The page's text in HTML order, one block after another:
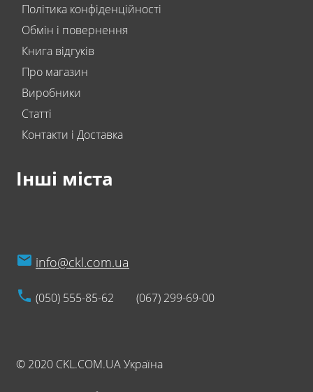
Політика конфіденційності
Обмін і повернення
Книга відгуків
Про магазин
Виробники
Статті
Контакти і Доставка
Інші міста
info@ckl.com.ua
(050) 555-85-62 (067) 299-69-00
© 2020 CKL.COM.UA Україна